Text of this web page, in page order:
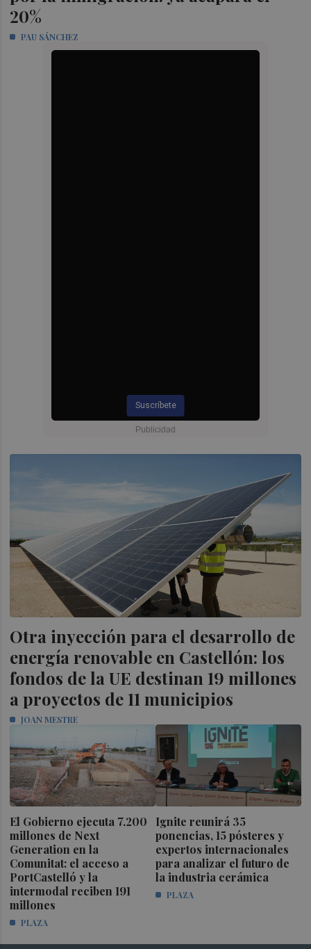
20%
PAU SÁNCHEZ
Suscríbete
Otra inyección para el desarrollo de
energía renovable en Castellón: los
fondos de la UE destinan 19 millones
a proyectos de 11 municipios
JOAN MESTRE
El Gobierno ejecuta 7.200
millones de Next
Generation en la
Comunitat: el acceso a
PortCastelló y la
intermodal reciben 191
millones
PLAZA
Ignite reunirá 35
ponencias, 15 pósteres y
expertos internacionales
para analizar el futuro de
la industria cerámica
PLAZA